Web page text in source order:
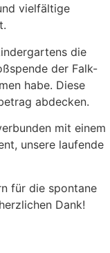
vielfältige
die
der Falk-
habe. Diese
abdecken.
mit einem
unsere laufende
für die spontane
Dank!